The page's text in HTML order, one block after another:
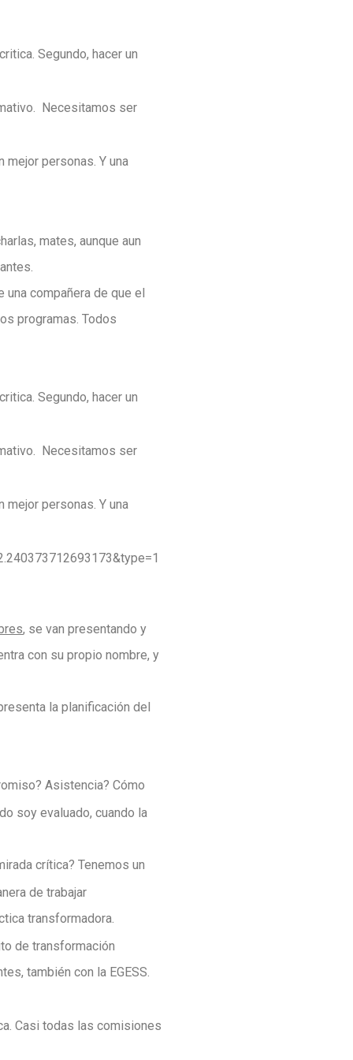
Segundo, hacer un
Necesitamos ser
personas. Y una
mates, aunque aun
compañera de que el
programas. Todos
Segundo, hacer un
Necesitamos ser
personas. Y una
, se van presentando y
con su propio nombre, y
la planificación del
Asistencia? Cómo
soy evaluado, cuando la
crítica? Tenemos un
de trabajar
transformadora.
de transformación
también con la EGESS.
Casi todas las comisiones